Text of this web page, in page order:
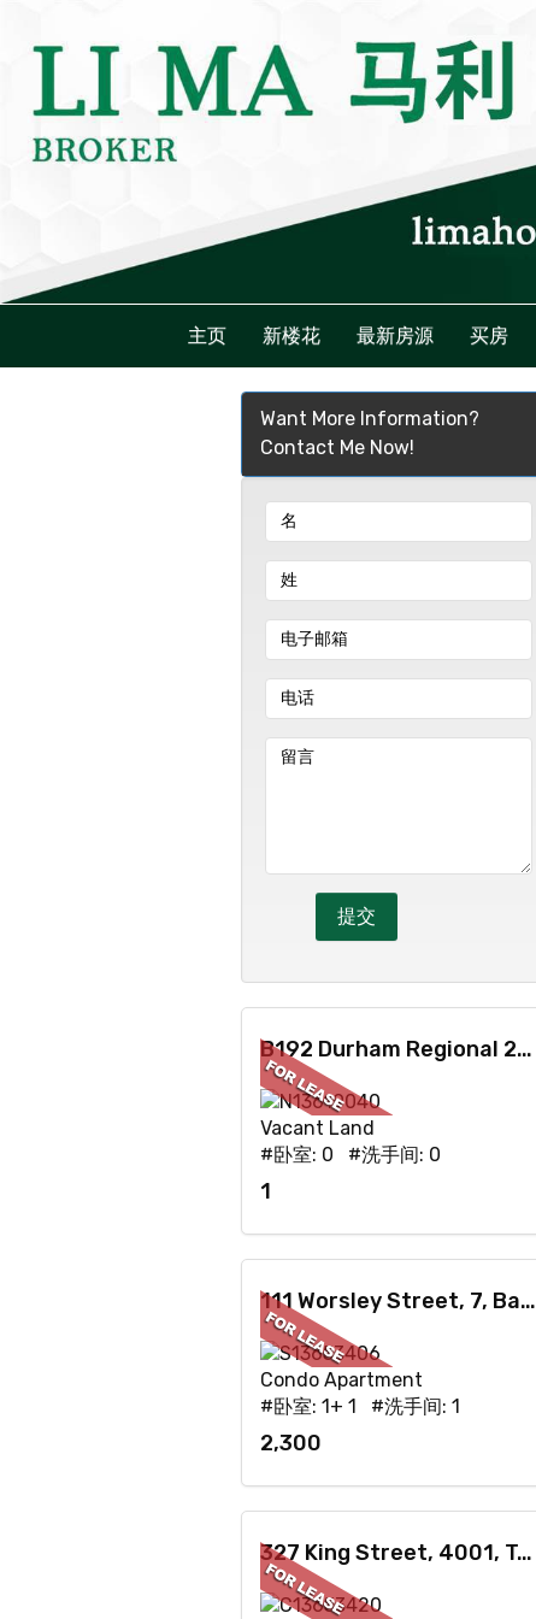
主页 新楼花 最新房源 买房
Want More Information?
Contact Me Now!
B192 Durham Regional 23 Road, Brock, ON
Vacant Land
#卧室: 0 #洗手间: 0
1
111 Worsley Street, 7, Barrie, ON
Condo Apartment
#卧室: 1+ 1 #洗手间: 1
2,300
327 King Street, 4001, Toronto, ON